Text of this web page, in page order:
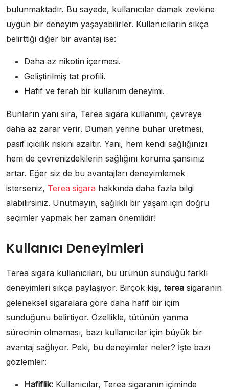
bulunmaktadır. Bu sayede, kullanıcılar damak zevkine
uygun bir deneyim yaşayabilirler. Kullanıcıların sıkça
belirttiği diğer bir avantaj ise:
Daha az nikotin içermesi.
Geliştirilmiş tat profili.
Hafif ve ferah bir kullanım deneyimi.
Bunların yanı sıra, Terea sigara kullanımı, çevreye
daha az zarar verir. Duman yerine buhar üretmesi,
pasif içicilik riskini azaltır. Yani, hem kendi sağlığınızı
hem de çevrenizdekilerin sağlığını koruma şansınız
artar. Eğer siz de bu avantajları deneyimlemek
isterseniz, Terea sigara hakkında daha fazla bilgi
alabilirsiniz. Unutmayın, sağlıklı bir yaşam için doğru
seçimler yapmak her zaman önemlidir!
Kullanıcı Deneyimleri
Terea sigara kullanıcıları, bu ürünün sunduğu farklı
deneyimleri sıkça paylaşıyor. Birçok kişi, terea sigaranın
geleneksel sigaralara göre daha hafif bir içim
sunduğunu belirtiyor. Özellikle, tütünün yanma
sürecinin olmaması, bazı kullanıcılar için büyük bir
avantaj sağlıyor. Peki, bu deneyimler neler? İşte bazı
gözlemler:
Hafiflik: Kullanıcılar, Terea sigaranın içiminde